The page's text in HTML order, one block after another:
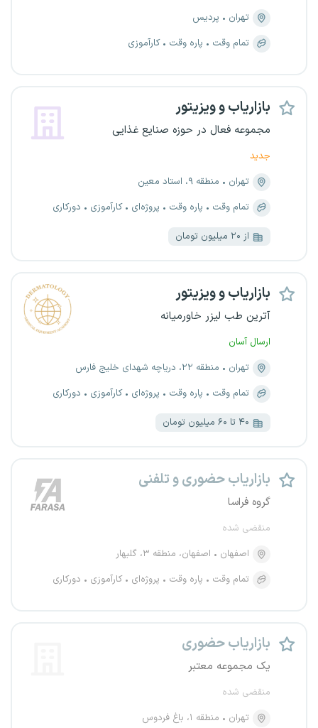
تهران
پردیس
تمام وقت
پاره وقت کارآموزی
بازاریاب و ویزیتور
مجموعه فعال در حوزه صنایع غذایی
جدید
تهران
منطقه ۹، استاد معین
تمام وقت
پاره وقت پروژه‌ای کارآموزی دورکاری
از ۲۰ میلیون تومان
بازاریاب و ویزیتور
آترین طب لیزر خاورمیانه
ارسال آسان
تهران
منطقه ۲۲، دریاچه شهدای خلیج فارس
تمام وقت
پاره وقت پروژه‌ای کارآموزی دورکاری
۴۰ تا ۶۰ میلیون تومان
بازاریاب حضوری و تلفنی
گروه فراسا
منقضی شده
اصفهان
اصفهان، منطقه ۳، گلبهار
تمام وقت
پاره وقت پروژه‌ای کارآموزی دورکاری
بازاریاب حضوری
یک مجموعه معتبر
منقضی شده
تهران
منطقه ۱، باغ فردوس